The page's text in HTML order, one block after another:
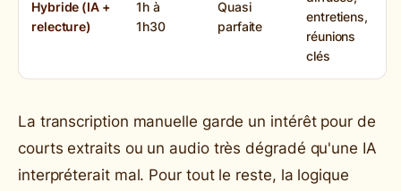
Hybride (IA +
relecture)
1h à
1h30
Quasi
parfaite
entretiens,
réunions
clés
La transcription manuelle garde un intérêt pour de
courts extraits ou un audio très dégradé qu'une IA
interpréterait mal. Pour tout le reste, la logique